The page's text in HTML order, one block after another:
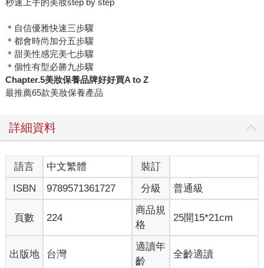
秒速上手的美妝step by step
＊自信優雅快速三步驟
＊都會時尚加分五步驟
＊甜美性感完美七步驟
＊個性有型必勝九步驟
Chapter.5美妝保養品牌好好買A to Z
最推薦65款美妝保養產品
詳細資料
語言 中文繁體
裝訂
ISBN
9789571361727 分級 普通級
頁數 224
商品規
格
25開15*21cm
出版地 台灣
適讀年
齡
全齡適讀